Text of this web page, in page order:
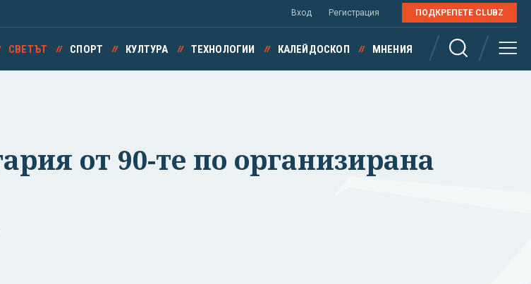
Вход Регистрация ПОДКРЕПЕТЕ CLUBZ
СВЕТЪТ СПОРТ КУЛТУРА ТЕХНОЛОГИИ КАЛЕЙДОСКОП МНЕНИЯ
от 90-те по организирана